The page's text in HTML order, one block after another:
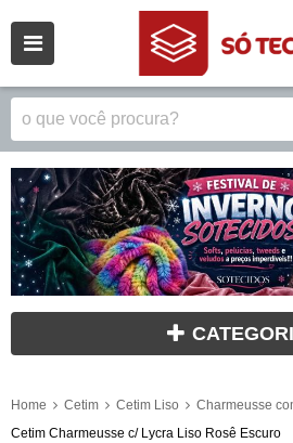
Home Cetim Cetim Liso
Charmeusse
Cetim Charmeusse c/ Lycra Liso Rosê Escuro